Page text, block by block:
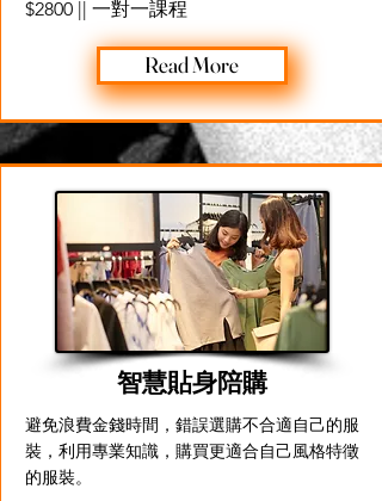
$2800 || 一對一課程
Read More
智慧貼身陪購
避免浪費金錢時間，錯誤選購不合適自己的服
裝，利用專業知識，購買更適合自己風格特徵
的服裝。